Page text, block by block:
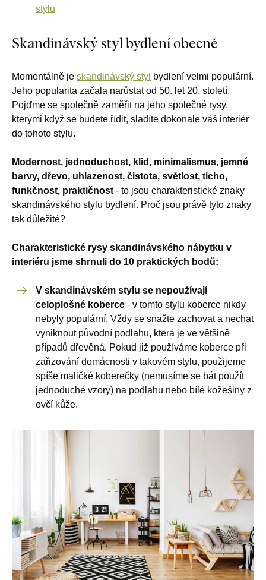
stylu
Skandinávský styl bydlení obecně
Momentálně je skandinávský styl bydlení velmi populární.
Jeho popularita začala narůstat od 50. let 20. století.
Pojďme se společně zaměřit na jeho společné rysy,
kterými když se budete řídit, sladíte dokonale váš interiér
do tohoto stylu.
Modernost, jednoduchost, klid, minimalismus, jemné
barvy, dřevo, uhlazenost, čistota, světlost, ticho,
funkčnost, praktičnost - to jsou charakteristické znaky
skandinávského stylu bydlení. Proč jsou právě tyto znaky
tak důležité?
Charakteristické rysy skandinávského nábytku v
interiéru jsme shrnuli do 10 praktických bodů:
V skandinávském stylu se nepoužívají
celoplošné koberce - v tomto stylu koberce nikdy
nebyly populární. Vždy se snažte zachovat a nechat
vyniknout původní podlahu, která je ve většině
případů dřevěná. Pokud již používáme koberce při
zařizování domácnosti v takovém stylu, použijeme
spíše maličké koberečky (nemusíme se bát použít
jednoduché vzory) na podlahu nebo bílé kožešiny z
ovčí kůže.